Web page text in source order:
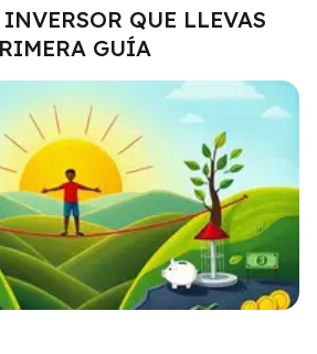
QUE LLEVAS
GUÍA